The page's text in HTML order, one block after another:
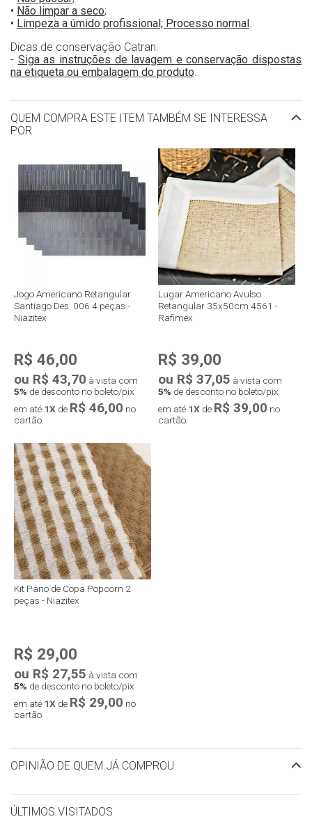
• Não limpar a seco;
• Limpeza a úmido profissional; Processo normal
Dicas de conservação Catran:
- Siga as instruções de lavagem e conservação dispostas
na etiqueta ou embalagem do produto
QUEM COMPRA ESTE ITEM TAMBÉM SE INTERESSA
POR
Jogo Americano Retangular
Santiago Des. 006 4 peças -
Niazitex
R$ 46,00
ou R$ 43,70 à vista com
5% de desconto no boleto/pix
em até 1X de R$ 46,00 no
cartão
Lugar Americano Avulso
Retangular 35x50cm 4561 -
Rafimex
R$ 39,00
ou R$ 37,05 à vista com
5% de desconto no boleto/pix
em até 1X de R$ 39,00 no
cartão
Kit Pano de Copa Popcorn 2
peças - Niazitex
R$ 29,00
ou R$ 27,55 à vista com
5% de desconto no boleto/pix
em até 1X de R$ 29,00 no
cartão
OPINIÃO DE QUEM JÁ COMPROU
ÚLTIMOS VISITADOS